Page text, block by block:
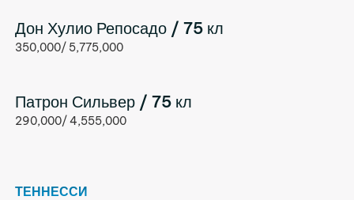
Дон Хулио Репосадо / 75 кл
350,000/ 5,775,000
Патрон Сильвер / 75 кл
290,000/ 4,555,000
ТЕННЕССИ